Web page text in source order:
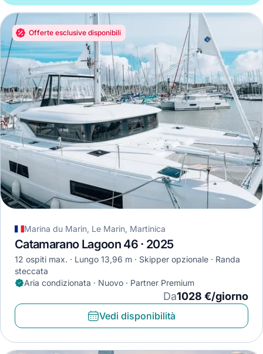
Offerte esclusive disponibili
Marina du Marin, Le Marin, Martinica
Catamarano Lagoon 46 · 2025
12 ospiti max. Lungo 13,96 m Skipper opzionale
Randa
steccata
Aria condizionata · Nuovo · Partner Premium
Da1028 €/giorno
Vedi disponibilità